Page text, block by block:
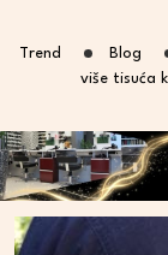
Trend Blog
više tisuća